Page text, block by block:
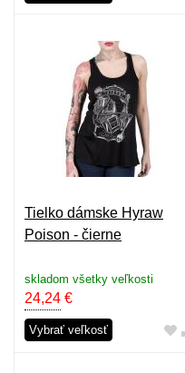
Tielko dámske Hyraw
Poison - čierne
skladom všetky veľkosti
24,24 €
Vybrať veľkosť